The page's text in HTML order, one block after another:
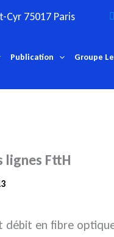
Cyr 75017 Paris
Publication Groupe
lignes FttH
débit en fibre